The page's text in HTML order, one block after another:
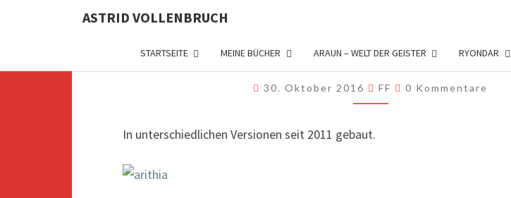
ASTRID VOLLENBRUCH
STARTSEITE MEINE BÜCHER ARAUN – WELT DER GEISTER RYONDAR
IN
MINECRAFT
ARITHIA IN MINECRAFT
30. Oktober 2016 FF Kommentare
0 Kommentare
In unterschiedlichen Versionen seit 2011 gebaut.